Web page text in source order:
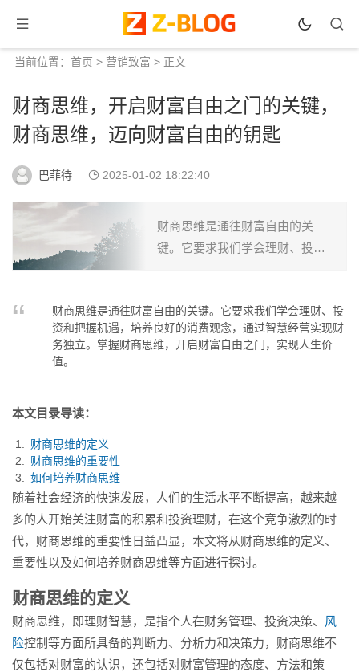
当前位置： 首页 > 营销致富 > 正文
财商思维，开启财富自由之门的关键，
财商思维，迈向财富自由的钥匙
巴菲待 2025-01-02 18:22:40
财商思维是通往财富自由的关
键。它要求我们学会理财、投资
立。掌握财商思维，开启财富自
由之门，实现人生价值。...
财商思维是通往财富自由的关键。它要求我们学会理财、投
资和把握机遇，培养良好的消费观念，通过智慧经营实现财
务独立。掌握财商思维，开启财富自由之门，实现人生价
值。
本文目录导读：
财商思维的定义
财商思维的重要性
如何培养财商思维
随着社会经济的快速发展，人们的生活水平不断提高，越来越
多的人开始关注财富的积累和投资理财，在这个竞争激烈的时
代，财商思维的重要性日益凸显，本文将从财商思维的定义、
重要性以及如何培养财商思维等方面进行探讨。
财商思维的定义
财商思维，即理财智慧，是指个人在财务管理、投资决策、 风
险控制等方面所具备的判断力、分析力和决策力，财商思维不
仅包括对财富的认识，还包括对财富管理的态度、方法和策